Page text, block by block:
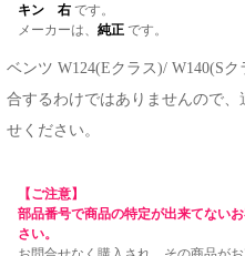
キン 右 です。
メーカーは、 純正 です。
ベンツ W124(Eクラス)/ W140(S
合するわけではありませんので、
せください。
【ご注意】
部品番号で商品の特定が出来てない
さい。